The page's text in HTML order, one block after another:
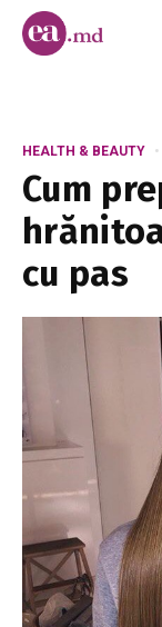
HEALTH & BEAUTY
Cum
cu pas